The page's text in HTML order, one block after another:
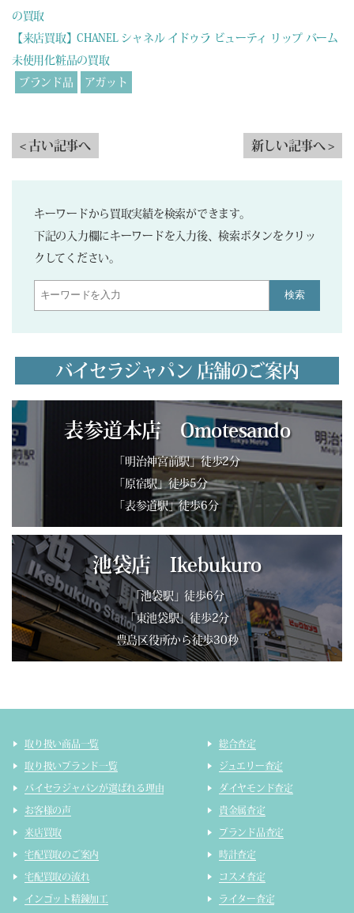
の買取
【来店買取】CHANEL シャネル イドゥラ ビューティ リップ バーム
未使用化粧品の買取
ブランド品
アガット
< 古い記事へ 新しい記事へ >
キーワードから買取実績を検索ができます。
下記の入力欄にキーワードを入力後、検索ボタンをクリッ
クしてください。
検索
バイセラジャパン 店舗のご案内
表参道本店 Omotesando
「明治神宮前駅」徒歩2分
「原宿駅」徒歩5分
「表参道駅」徒歩6分
池袋店 Ikebukuro
「池袋駅」徒歩6分
「東池袋駅」徒歩2分
豊島区役所から徒歩30秒
取り扱い商品一覧
取り扱いブランド一覧
バイセラジャパンが選ばれる理由
お客様の声
来店買取
宅配買取のご案内
宅配買取の流れ
インゴット精錬加工
総合査定
ジュエリー査定
ダイヤモンド査定
貴金属査定
ブランド品査定
時計査定
コスメ査定
ライター査定